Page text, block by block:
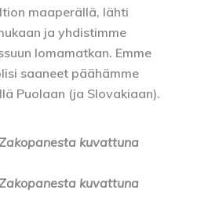
maaperällä, lähti
ja yhdistimme
lomamatkan. Emme
saaneet päähämme
Puolaan (ja Slovakiaan).
kuvattuna
kuvattuna